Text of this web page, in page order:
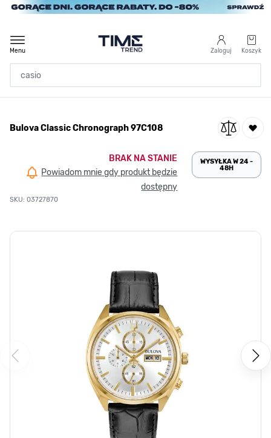
Przejdź do treści
Zaloguj Koszyk
Menu
/
Bulova Classic Chronograph 97C108
Bulova Classic Chronograph 97C108
BRAK NA STANIE
Powiadom mnie gdy produkt będzie
dostępny
SKU: 03727870
WYSYŁKA W 24 -
48H